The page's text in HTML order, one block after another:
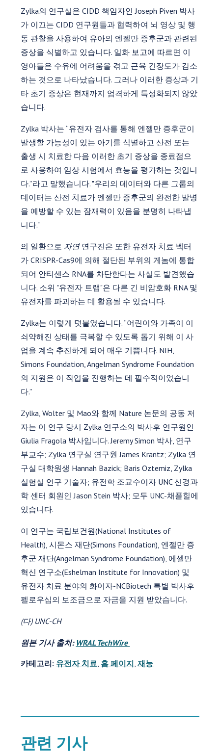
Zylka의 연구실은 CIDD 책임자인 Joseph Piven 박사
가 이끄는 CIDD 연구원들과 협력하여 뇌 영상 및 행
동 관찰을 사용하여 유아의 엔젤만 증후군과 관련된
증상을 식별하고 있습니다. 일화 보고에 따르면 이
영아들은 수유에 어려움을 겪고 근육 긴장도가 감소
하는 것으로 나타났습니다. 그러나 이러한 증상과 기
타 초기 증상은 현재까지 엄격하게 특성화되지 않았
습니다.
Zylka 박사는 “유전자 검사를 통해 엔젤만 증후군이
발생할 가능성이 있는 아기를 식별하고 산전 또는
출생 시 치료한 다음 이러한 초기 증상을 종료점으
로 사용하여 임상 시험에서 효능을 평가하는 것입니
다.”라고 말했습니다. "우리의 데이터와 다른 그룹의
데이터는 산전 치료가 엔젤만 증후군의 완전한 발병
을 예방할 수 있는 잠재력이 있음을 분명히 나타냅
니다."
의 일환으로 자연연구진은 또한 유전자 치료 벡터
가 CRISPR-Cas9에 의해 절단된 부위의 게놈에 통합
되어 안티센스 RNA를 차단한다는 사실도 발견했습
니다. 소위 "유전자 트랩"은 다른 긴 비암호화 RNA 및
유전자를 파괴하는 데 활용될 수 있습니다.
Zylka는 이렇게 덧붙였습니다. “어린이와 가족이 이
쇠약해진 상태를 극복할 수 있도록 돕기 위해 이 사
업을 계속 추진하게 되어 매우 기쁩니다. NIH,
Simons Foundation, Angelman Syndrome Foundation
의 지원은 이 작업을 진행하는 데 필수적이었습니
다.”
Zylka, Wolter 및 Mao와 함께 Nature 논문의 공동 저
자는 이 연구 당시 Zylka 연구소의 박사후 연구원인
Giulia Fragola 박사입니다. Jeremy Simon 박사, 연구
부교수; Zylka 연구실 연구원 James Krantz; Zylka 연
구실 대학원생 Hannah Bazick; Baris Oztemiz, Zylka
실험실 연구 기술자; 유전학 조교수이자 UNC 신경과
학 센터 회원인 Jason Stein 박사; 모두 UNC-채플힐에
있습니다.
이 연구는 국립보건원(National Institutes of
Health), 시몬스 재단(Simons Foundation), 엔젤만 증
후군 재단(Angelman Syndrome Foundation), 에셀만
혁신 연구소(Eshelman Institute for Innovation) 및
유전자 치료 분야의 화이자-NCBiotech 특별 박사후
펠로우십의 보조금으로 자금을 지원 받았습니다.
(다) UNC-CH
원본 기사 출처: WRAL TechWire
카테고리: 유전자 치료 홈 페이지 ,재능
관련 기사